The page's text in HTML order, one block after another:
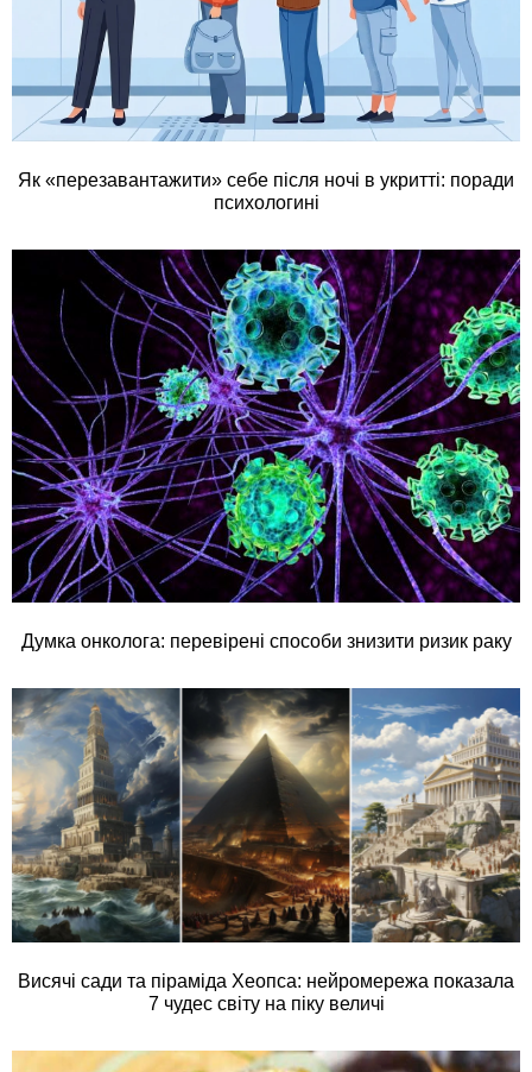
Як «перезавантажити» себе після ночі в укритті: поради
психологині
Думка онколога: перевірені способи знизити ризик раку
Висячі сади та піраміда Хеопса: нейромережа показала
7 чудес світу на піку величі